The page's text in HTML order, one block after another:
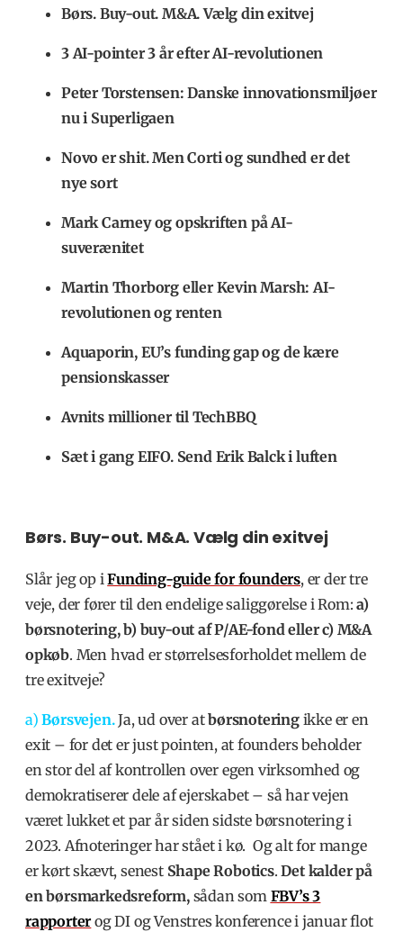
Børs. Buy-out. M&A. Vælg din exitvej
3 AI-pointer 3 år efter AI-revolutionen
Peter Torstensen: Danske innovationsmiljøer
nu i Superligaen
Novo er shit. Men Corti og sundhed er det
nye sort
Mark Carney og opskriften på AI-
suverænitet
Martin Thorborg eller Kevin Marsh: AI-
revolutionen og renten
Aquaporin, EU’s funding gap og de kære
pensionskasser
Avnits millioner til TechBBQ
Sæt i gang EIFO. Send Erik Balck i luften
Børs. Buy-out. M&A. Vælg din exitvej
Slår jeg op iFunding-guide for founders, er der tre
veje, der fører til den endelige saliggørelse i Rom:a)
børsnotering, b) buy-out af P/AE-fond eller c) M&A
opkøb. Men hvad er størrelsesforholdet mellem de
tre exitveje?
a)Børsvejen.Ja, ud over atbørsnoteringikke er en
exit – for det er just pointen, at founders beholder
en stor del af kontrollen over egen virksomhed og
demokratiserer dele af ejerskabet – så har vejen
været lukket et par år siden sidste børsnotering i
2023. Afnoteringer har stået i kø. Og alt for mange
er kørt skævt, senest Shape Robotics.Det kalder på
en børsmarkedsreform,sådan som FBV’s 3
rapporterog DI og Venstres konference i januar flot